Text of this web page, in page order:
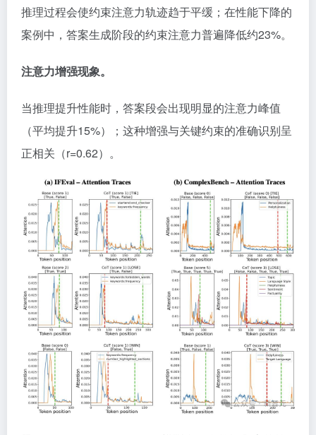
推理过程会使约束注意力轨迹趋于平缓；在性能下降的
案例中，答案生成阶段的约束注意力普遍降低约23%。
注意力增强现象。
当推理提升性能时，答案段会出现明显的注意力峰值
（平均提升15%）；这种增强与关键约束的准确识别呈
正相关（r=0.62）。